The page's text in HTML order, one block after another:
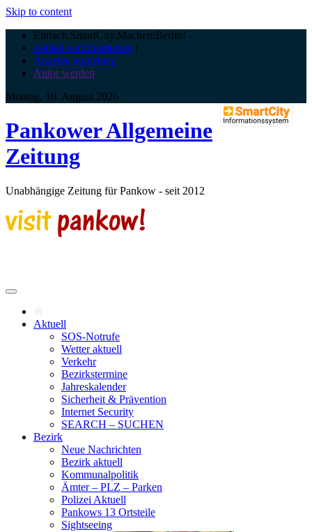
Skip to content
Einfach.SmartCity.Machen:Berlin! -
Artikel veröffentlichen |
Anzeige aufgeben |
Autor werden
Montag, 10. August 2026
Pankower Allgemeine
Zeitung
Unabhängige Zeitung für Pankow - seit 2012
Aktuell
SOS-Notrufe
Wetter aktuell
Verkehr
Bezirkstermine
Jahreskalender
Sicherheit & Prävention
Internet Security
SEARCH – SUCHEN
Bezirk
Neue Nachrichten
Bezirk aktuell
Kommunalpolitik
Ämter – PLZ – Parken
Polizei Aktuell
Pankows 13 Ortsteile
Sightseeing